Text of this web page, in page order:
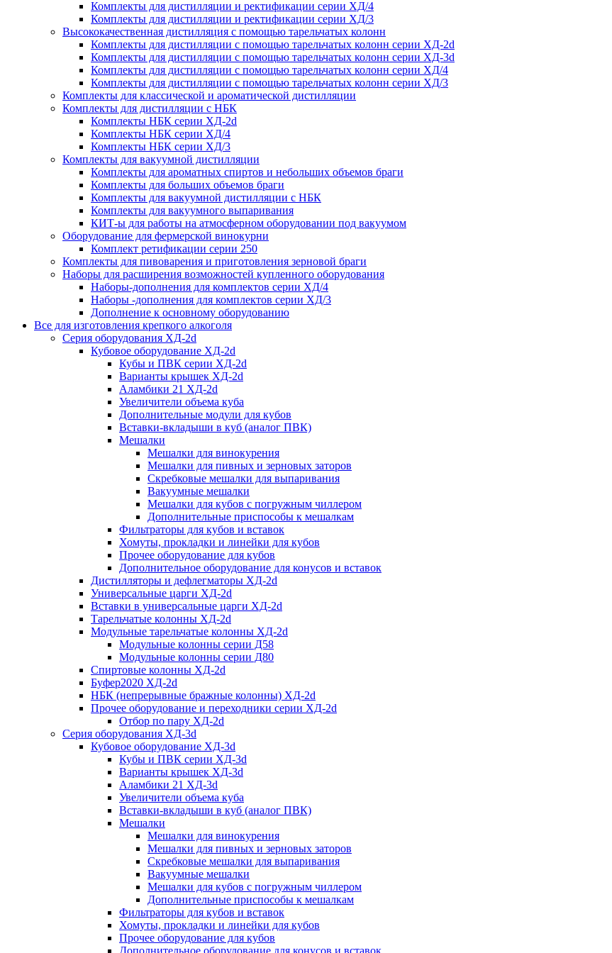
Комплекты для дистилляции и ректификации серии ХД/4
Комплекты для дистилляции и ректификации серии ХД/3
Высококачественная дистилляция с помощью тарельчатых колонн
Комплекты для дистилляции с помощью тарельчатых колонн серии ХД-2d
Комплекты для дистилляции с помощью тарельчатых колонн серии ХД-3d
Комплекты для дистилляции с помощью тарельчатых колонн серии ХД/4
Комплекты для дистилляции с помощью тарельчатых колонн серии ХД/3
Комплекты для классической и ароматической дистилляции
Комплекты для дистилляции с НБК
Комплекты НБК серии ХД-2d
Комплекты НБК серии ХД/4
Комплекты НБК серии ХД/3
Комплекты для вакуумной дистилляции
Комплекты для ароматных спиртов и небольших объемов браги
Комплекты для больших объемов браги
Комплекты для вакуумной дистилляции с НБК
Комплекты для вакуумного выпаривания
КИТ-ы для работы на атмосферном оборудовании под вакуумом
Оборудование для фермерской винокурни
Комплект ретификации серии 250
Комплекты для пивоварения и приготовления зерновой браги
Наборы для расширения возможностей купленного оборудования
Наборы-дополнения для комплектов серии ХД/4
Наборы -дополнения для комплектов серии ХД/3
Дополнение к основному оборудованию
Все для изготовления крепкого алкоголя
Серия оборудования ХД-2d
Кубовое оборудование ХД-2d
Кубы и ПВК серии ХД-2d
Варианты крышек ХД-2d
Аламбики 21 ХД-2d
Увеличители объема куба
Дополнительные модули для кубов
Вставки-вкладыши в куб (аналог ПВК)
Мешалки
Мешалки для винокурения
Мешалки для пивных и зерновых заторов
Скребковые мешалки для выпаривания
Вакуумные мешалки
Мешалки для кубов с погружным чиллером
Дополнительные приспособы к мешалкам
Фильтраторы для кубов и вставок
Хомуты, прокладки и линейки для кубов
Прочее оборудование для кубов
Дополнительное оборудование для конусов и вставок
Дистилляторы и дефлегматоры ХД-2d
Универсальные царги ХД-2d
Вставки в универсальные царги ХД-2d
Тарельчатые колонны ХД-2d
Модульные тарельчатые колонны ХД-2d
Модульные колонны серии Д58
Модульные колонны серии Д80
Спиртовые колонны ХД-2d
Буфер2020 ХД-2d
НБК (непрерывные бражные колонны) ХД-2d
Прочее оборудование и переходники серии ХД-2d
Отбор по пару ХД-2d
Серия оборудования ХД-3d
Кубовое оборудование ХД-3d
Кубы и ПВК серии ХД-3d
Варианты крышек ХД-3d
Аламбики 21 ХД-3d
Увеличители объема куба
Вставки-вкладыши в куб (аналог ПВК)
Мешалки
Мешалки для винокурения
Мешалки для пивных и зерновых заторов
Скребковые мешалки для выпаривания
Вакуумные мешалки
Мешалки для кубов с погружным чиллером
Дополнительные приспособы к мешалкам
Фильтраторы для кубов и вставок
Хомуты, прокладки и линейки для кубов
Прочее оборудование для кубов
Дополнительное оборудование для конусов и вставок